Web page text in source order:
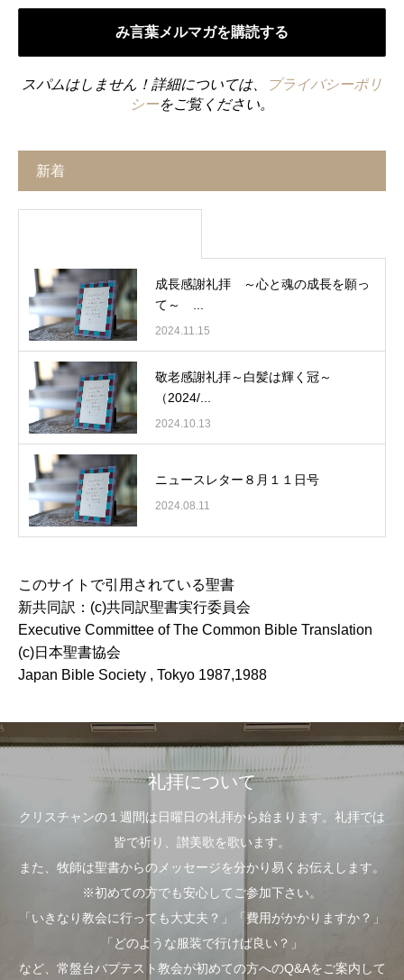
スパムはしません！詳細については、
プライバシーポリ
シーをご覧ください。
新着
成長感謝礼拝 ～心と魂の成長を願っ
て～ ...
2024.11.15
敬老感謝礼拝～白髪は輝く冠～
（2024/...
2024.10.13
ニュースレター８月１１日号
2024.08.11
このサイトで引用されている聖書
新共同訳：(c)共同訳聖書実行委員会
Executive Committee of The Common Bible Translation
(c)日本聖書協会
Japan Bible Society , Tokyo 1987,1988
礼拝について
クリスチャンの１週間は日曜日の礼拝から始まります。礼拝では
皆で祈り、讃美歌を歌います。
また、牧師は聖書からのメッセージを分かり易くお伝えします。
※初めての方でも安心してご参加下さい。
「いきなり教会に行っても大丈夫？」「費用がかかりますか？」
「どのような服装で行けば良い？」
など、常盤台バプテスト教会が初めての方へのQ&Aをご案内して